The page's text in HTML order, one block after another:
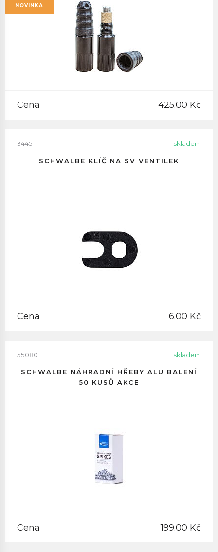
NOVINKA
Cena 425.00 Kč
3445 skladem
SCHWALBE KLÍČ NA SV VENTILEK
Cena 6.00 Kč
550801 skladem
SCHWALBE NÁHRADNÍ HŘEBY ALU BALENÍ
50 KUSŮ AKCE
Cena 199.00 Kč